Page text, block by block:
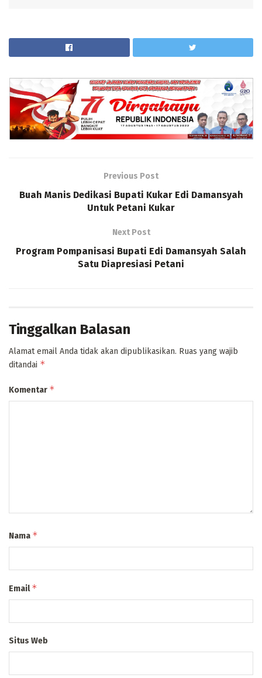
Previous Post
Buah Manis Dedikasi Bupati Kukar Edi Damansyah
Untuk Petani Kukar
Next Post
Program Pompanisasi Bupati Edi Damansyah Salah
Satu Diapresiasi Petani
Tinggalkan Balasan
Alamat email Anda tidak akan dipublikasikan. Ruas yang wajib
ditandai *
Komentar *
Nama *
Email*
Situs Web